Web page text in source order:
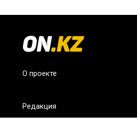
О проекте
Редакция